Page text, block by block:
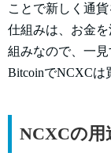
ことで新しく通
仕組みは、お金
組みなので、一
BitcoinでNCXCは
NCXCの用